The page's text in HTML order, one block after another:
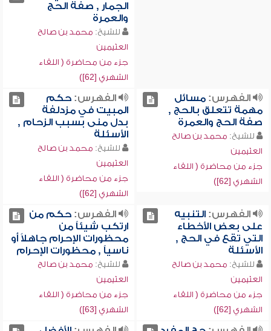
الجمار , صفة الحج
والعمرة
للشيخ: محمد بن صالح
العثيمين
جزء من محاضرة ( اللقاء
الشهري [62])
الفهرس:مسائل
مهمة تتعلق بالحج ,
صفة الحج والعمرة
للشيخ: محمد بن صالح
العثيمين
جزء من محاضرة ( اللقاء
الشهري [62])
الفهرس:حكم
المبيت في مزدلفة
بدل منى بسبب الزحام ,
الأسئلة
للشيخ: محمد بن صالح
العثيمين
جزء من محاضرة ( اللقاء
الشهري [62])
الفهرس:التنبيه
على بعض الأخطاء
التي تقع في الحج ,
الأسئلة
للشيخ: محمد بن صالح
العثيمين
جزء من محاضرة ( اللقاء
الشهري [62])
الفهرس:حكم من
ارتكب شيئاً من
محظورات الإحرام جاهلاً أو
ناسياً , محظورات الإحرام
للشيخ: محمد بن صالح
العثيمين
جزء من محاضرة ( اللقاء
الشهري [63])